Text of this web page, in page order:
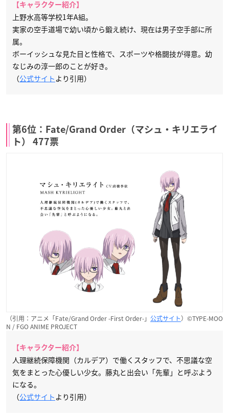
【キャラクター紹介】
上野水高等学校1年A組。
実家の空手道場で幼い頃から鍛え続け、現在は男子空手部に所
属。
ボーイッシュな見た目と性格で、スポーツや格闘技が得意。幼
なじみの淳一郎のことが好き。
（公式サイト より引用）
第6位：Fate/Grand Order（マシュ・キリエライ
ト） 477票
（引用：アニメ「Fate/Grand Order -First Order-」 公式サイト）©TYPE-MOO
N / FGO ANIME PROJECT
【キャラクター紹介】
人理継続保障機関（カルデア）で働くスタッフで、不思議な空
気をまとった心優しい少女。藤丸と出会い「先輩」と呼ぶよう
になる。
（公式サイト より引用）